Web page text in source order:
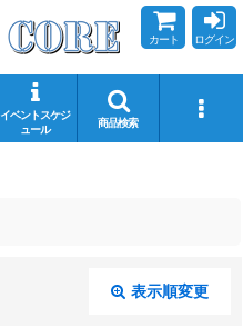
カート ログイン
イベントスケジ
ュール
商品検索
表示順変更